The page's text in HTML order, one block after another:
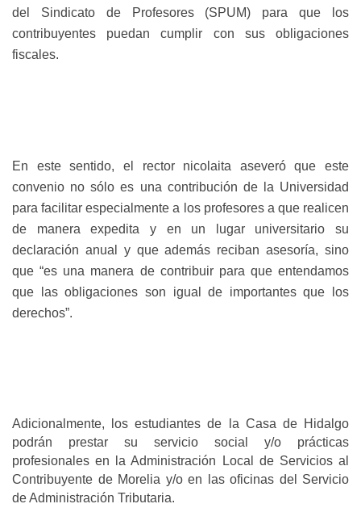
del Sindicato de Profesores (SPUM) para que los
contribuyentes puedan cumplir con sus obligaciones
fiscales.
En este sentido, el rector nicolaita aseveró que este
convenio no sólo es una contribución de la Universidad
para facilitar especialmente a los profesores a que realicen
de manera expedita y en un lugar universitario su
declaración anual y que además reciban asesoría, sino
que “es una manera de contribuir para que entendamos
que las obligaciones son igual de importantes que los
derechos”.
Adicionalmente, los estudiantes de la Casa de Hidalgo
podrán prestar su servicio social y/o prácticas
profesionales en la Administración Local de Servicios al
Contribuyente de Morelia y/o en las oficinas del Servicio
de Administración Tributaria.